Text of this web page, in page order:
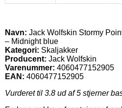
Navn: Jack Wolfskin Stormy
– Midnight blue
Kategori: Skaljakker
Producent: Jack Wolfskin
Varenummer: 4060477152905
EAN: 4060477152905
Vurderet til 3.8 ud af 5 stjerner